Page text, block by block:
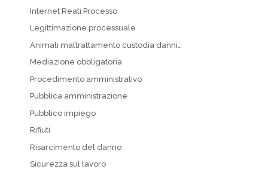
Internet Reati Processo
Legittimazione processuale
Animali maltrattamento custodia danni…
Mediazione obbligatoria
Procedimento amministrativo
Pubblica amministrazione
Pubblico impiego
Rifiuti
Risarcimento del danno
Sicurezza sul lavoro